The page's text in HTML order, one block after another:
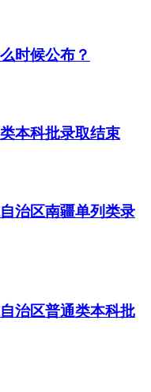
时候公布？
本科批录取结束
治区南疆单列类录
治区普通类本科批